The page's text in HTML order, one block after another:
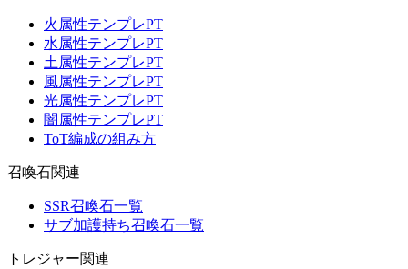
火属性テンプレPT
水属性テンプレPT
土属性テンプレPT
風属性テンプレPT
光属性テンプレPT
闇属性テンプレPT
ToT編成の組み方
召喚石関連
SSR召喚石一覧
サブ加護持ち召喚石一覧
トレジャー関連